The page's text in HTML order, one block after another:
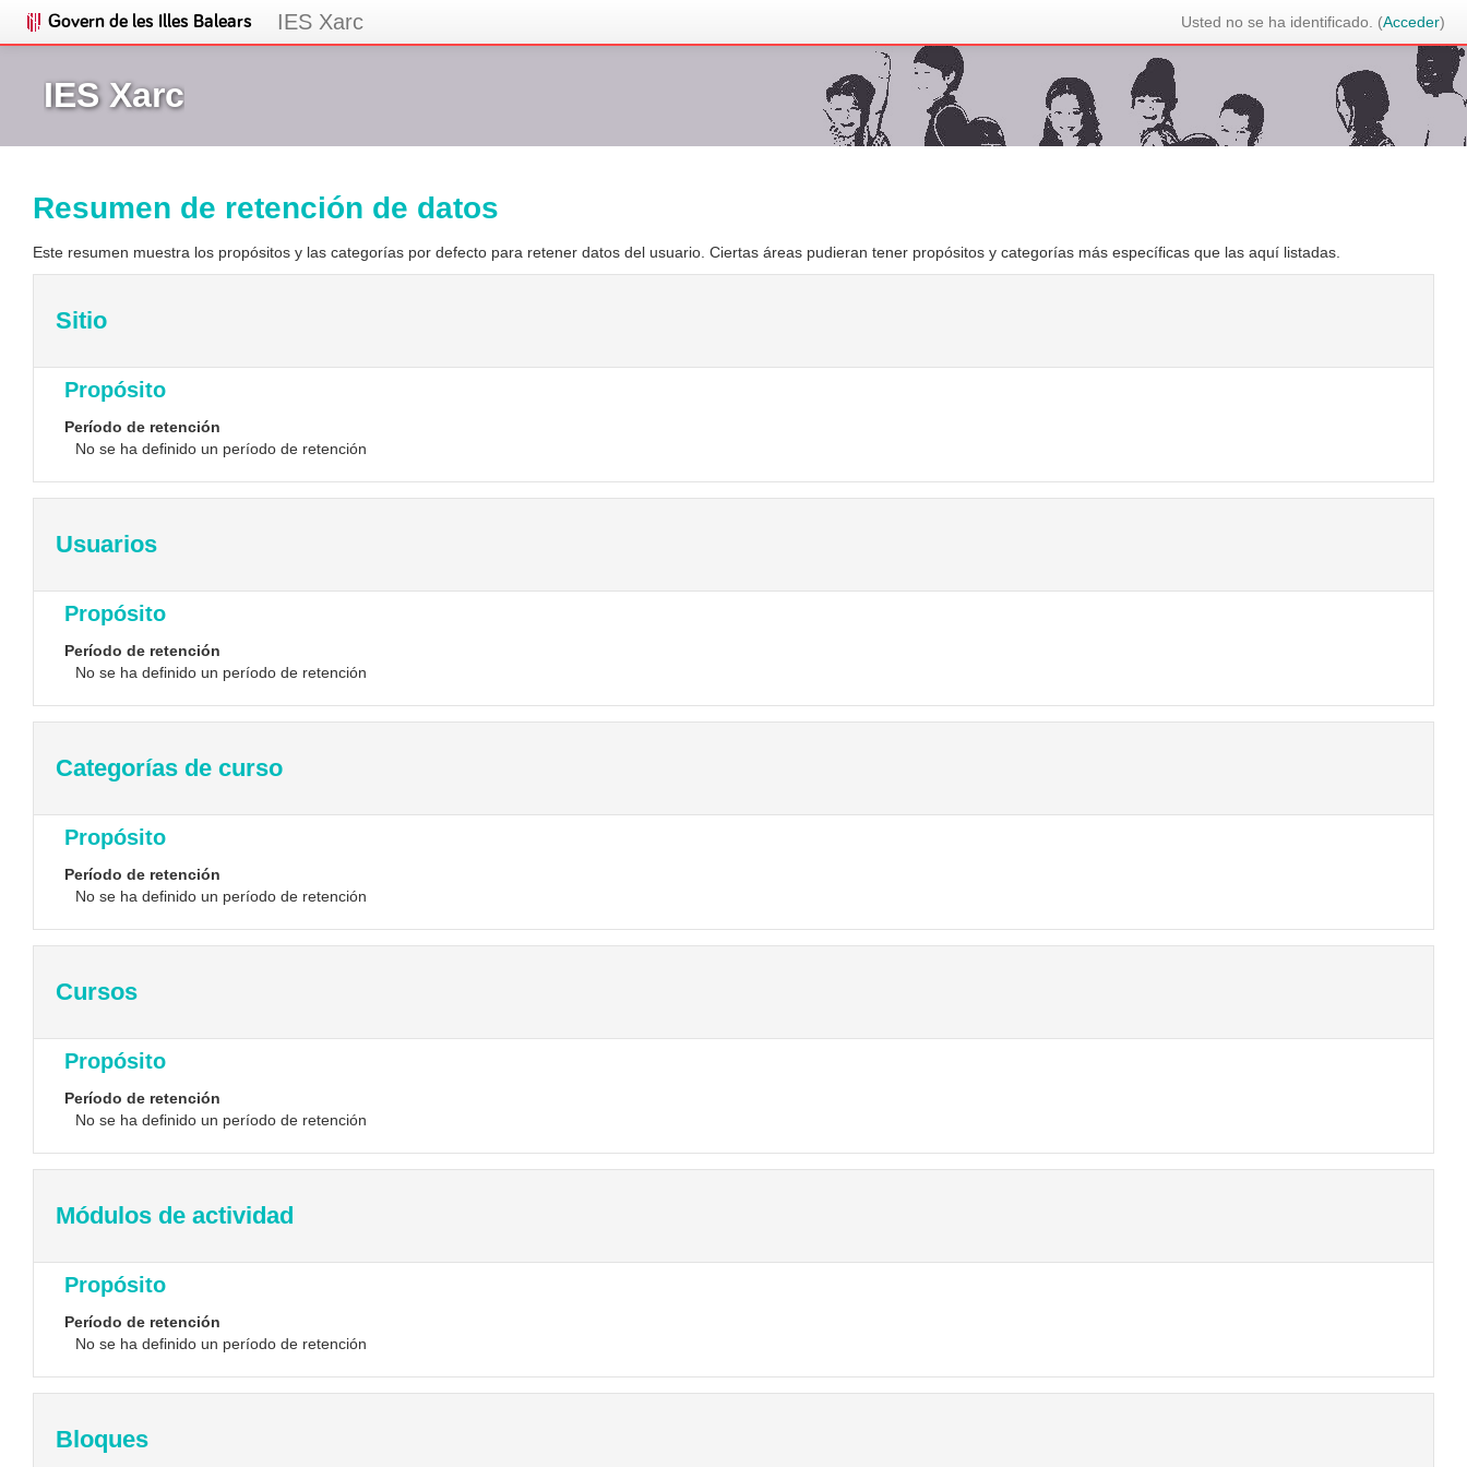
IES Xarc Usted no se ha identificado. (Acceder)
IES Xarc
Resumen de retención de datos
Este resumen muestra los propósitos y las categorías por defecto para retener datos del usuario. Ciertas áreas pudieran tener propósitos y categorías más específicas que las aquí listadas.
Sitio
Propósito
Período de retención
No se ha definido un período de retención
Usuarios
Propósito
Período de retención
No se ha definido un período de retención
Categorías de curso
Propósito
Período de retención
No se ha definido un período de retención
Cursos
Propósito
Período de retención
No se ha definido un período de retención
Módulos de actividad
Propósito
Período de retención
No se ha definido un período de retención
Bloques